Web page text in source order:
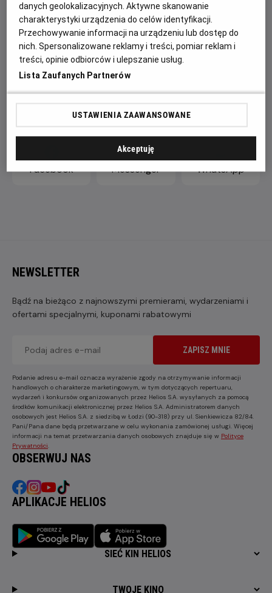
kotami ZNOWU WYBUCHA. Zespół początkujących i
niedoświadczonych agentów będzie musiał zawierzyć
starym, dobrym zwierzęcym instynktom w celu
przywrócenia powszechnego porządku i pokoju między
dwoma gatunkami.
ZAPROŚ ZNAJOMYCH
Facebook Messenger WhatsApp
NEWSLETTER
Bądź na bieżąco z najnowszymi premierami, wydarzeniami i
ofertami specjalnymi, kuponami rabatowymi
ZAPISZ MNIE
Podanie adresu e-mail oznacza wyrażenie zgody na otrzymywanie informacji
handlowych o charakterze marketingowym, w tym dotyczących repertuaru,
wydarzeń i konkursów organizowanych przez Helios S.A. wysyłanych za pomocą
środków komunikacji elektronicznej przez Helios S.A. Administratorem danych
osobowych jest Helios S.A. z siedzibą w Łodzi (90-318) przy ul. Sienkiewicza 82/84.
Pani/Pana dane będą przetwarzane w celu wykonania zamówionej usługi. Więcej
informacji na temat przetwarzania danych osobowych znajduje się w Polityce
Prywatności
OBSERWUJ NAS
APLIKACJE HELIOS
SIEĆ KIN HELIOS
TWOJE KINO
danych geolokalizacyjnych. Aktywne skanowanie
charakterystyki urządzenia do celów identyfikacji.
Przechowywanie informacji na urządzeniu lub dostęp do
nich. Spersonalizowane reklamy i treści, pomiar reklam i
treści, opinie odbiorców i ulepszanie usług.
Lista Zaufanych Partnerów
USTAWIENIA ZAAWANSOWANE
Akceptuję